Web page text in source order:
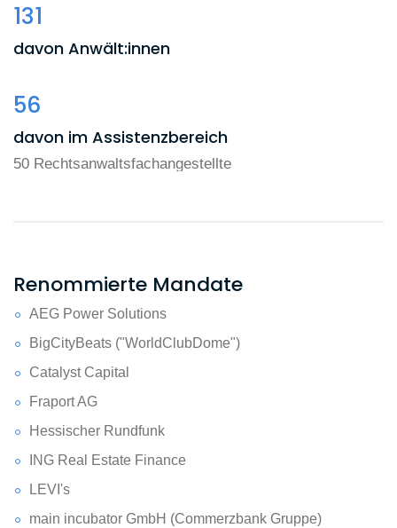
131
davon Anwält:innen
56
davon im Assistenzbereich
50 Rechtsanwaltsfachangestellte
Renommierte Mandate
AEG Power Solutions
BigCityBeats ("WorldClubDome")
Catalyst Capital
Fraport AG
Hessischer Rundfunk
ING Real Estate Finance
LEVI's
main incubator GmbH (Commerzbank Gruppe)